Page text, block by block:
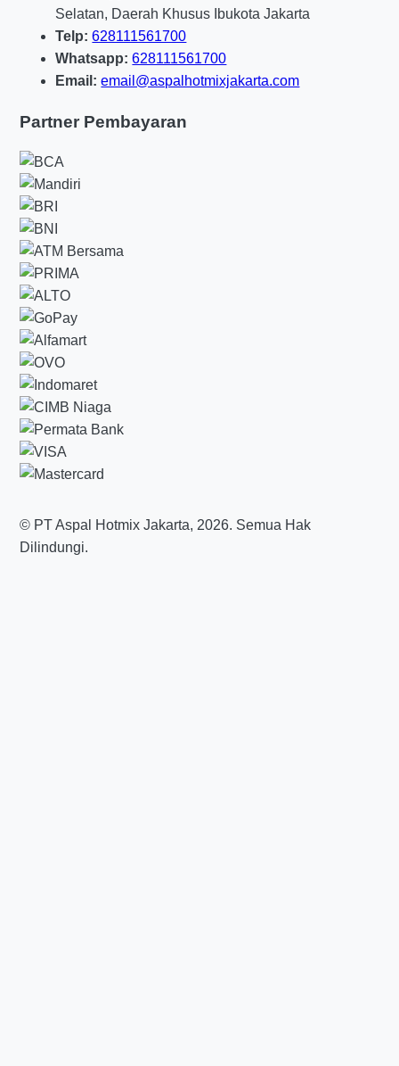
Selatan, Daerah Khusus Ibukota Jakarta
Telp: 628111561700
Whatsapp: 628111561700
Email: email@aspalhotmixjakarta.com
Partner Pembayaran
© PT Aspal Hotmix Jakarta, 2026. Semua Hak
Dilindungi.